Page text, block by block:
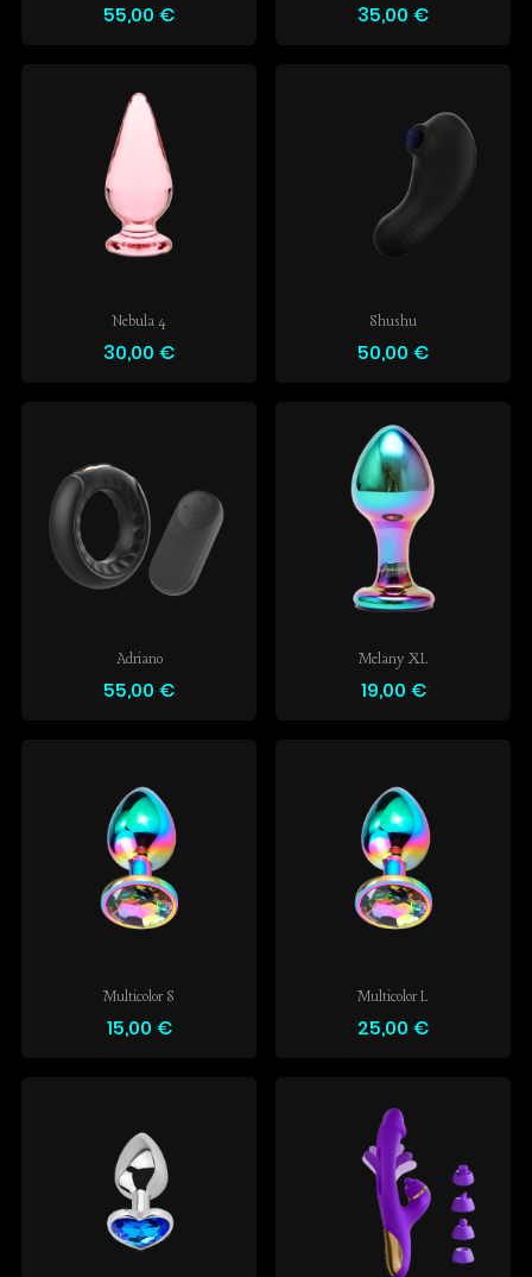
55,00 € 35,00 €
Nebula 4
30,00 €
Shushu
50,00 €
Adriano
55,00 €
Melany XL
19,00 €
Multicolor S
15,00 €
Multicolor L
25,00 €